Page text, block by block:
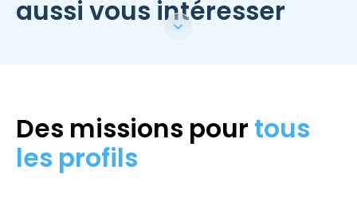
aussi vous intéresser
Des missions pour tous
les profils